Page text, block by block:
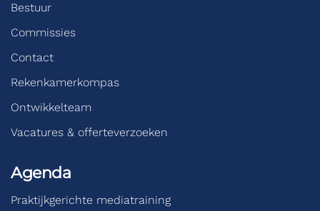
Bestuur
Commissies
Contact
Rekenkamerkompas
Ontwikkelteam
Vacatures & offerteverzoeken
Agenda
Praktijkgerichte mediatraining